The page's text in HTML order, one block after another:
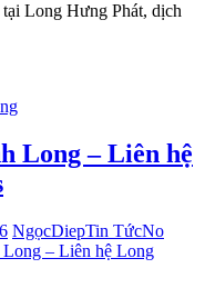
Long Hưng Phát, dịch
Long – Liên hệ
NgọcDiepTin TứcNo
– Liên hệ Long